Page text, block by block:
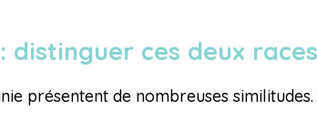
distinguer ces deux races
présentent de nombreuses